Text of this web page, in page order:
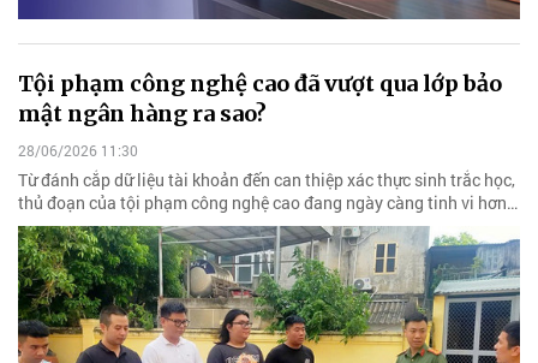
Tội phạm công nghệ cao đã vượt qua lớp bảo
mật ngân hàng ra sao?
28/06/2026 11:30
Từ đánh cắp dữ liệu tài khoản đến can thiệp xác thực sinh trắc học,
thủ đoạn của tội phạm công nghệ cao đang ngày càng tinh vi hơn…